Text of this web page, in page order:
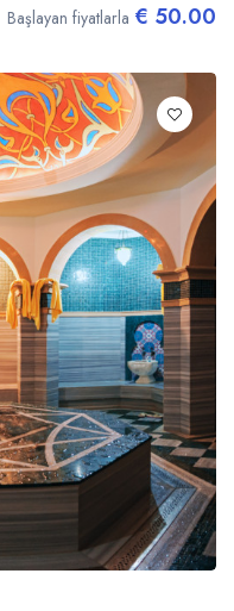
Başlayan fiyatlarla € 50.00